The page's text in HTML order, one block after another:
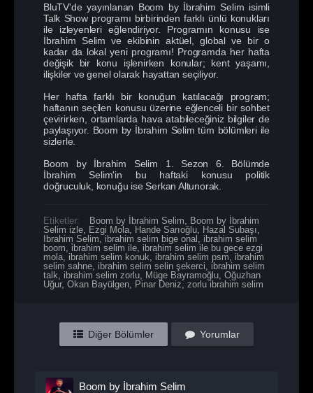
BluTV'de yayınlanan Boom by İbrahim Selim isimli
Talk Show programı birbirinden farklı ünlü konukları
ile izleyenleri eğlendiriyor. Programın konusu ise
İbrahim Selim ve ekibinin aktüel, global ve bir o
kadar da lokal yeni programı! Programda her hafta
değişik bir konu işlenirken konular; kent yaşamı,
ilişkiler ve genel olarak hayattan seçiliyor.
Her hafta farklı bir konuğun katılacağı program;
haftanın seçilen konusu üzerine eğlenceli bir sohbet
çevirirken, ortamlarda hava atabileceğiniz bilgiler de
paylaşıyor. Boom by İbrahim Selim tüm bölümleri ile
sizlerle.
Boom by İbrahim Selim 1. Sezon 6. Bölümde
İbrahim Selim'in bu haftaki konusu politik
doğruculuk, konuğu ise Serkan Altunorak.
Etiketler: Boom by İbrahim Selim
Boom by İbrahim
Selim izle Ezgi Mola Hande Sarıoğlu Hazal Subaşı
Ibrahim Selim ,ibrahim selim bige onal
ibrahim selim
boom i̇brahim selim ile ibrahim selim ile bu gece ezgi
mola ibrahim selim konuk ibrahim selim psm
ibrahim
selim sahne ibrahim selim selin şekerci
ibrahim selim
talk
ibrahim selim zorlu Müge Bayramoğlu Oğuzhan
Uğur, Okan Bayülgen Pinar Deniz, zorlu ibrahim selim
Diğer Bölümler Yorumlar
Boom by İbrahim Selim